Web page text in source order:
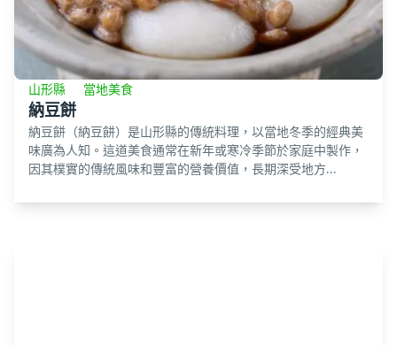
山形縣 當地美食
納豆餅
納豆餅（納豆餅）是山形縣的傳統料理，以當地冬季的經典美
味廣為人知。這道美食通常在新年或寒冷季節於家庭中製作，
因其樸實的傳統風味和豐富的營養價值，長期深受地方...